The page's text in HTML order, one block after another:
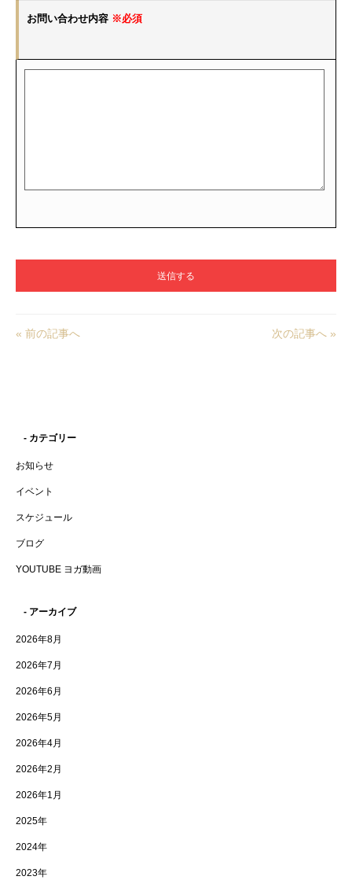
お問い合わせ内容 ※必須
« 前の記事へ 次の記事へ »
- カテゴリー
お知らせ
イベント
スケジュール
ブログ
YOUTUBE ヨガ動画
- アーカイブ
2026年8月
2026年7月
2026年6月
2026年5月
2026年4月
2026年2月
2026年1月
2025年
2024年
2023年